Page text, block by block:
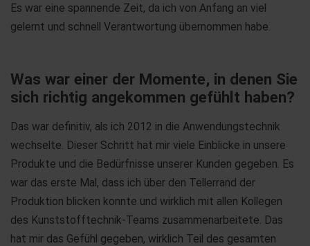
Es war eine spannende Zeit, da ich von Anfang an viel
gelernt und schnell Verantwortung übernommen habe.
Was war einer der Momente, in denen Sie
sich richtig angekommen gefühlt haben?
Das war definitiv, als ich 2012 in die Anwendungstechnik
wechselte. Dieser Schritt hat mir viele Einblicke in unsere
Produkte und die Bedürfnisse unserer Kunden gegeben. Es
war das erste Mal, dass ich über den Tellerrand der
Produktion blicken konnte und wirklich mit allen Kollegen
des Kunststofftechnik-Teams zusammenarbeitete. Das
hat mir das Gefühl gegeben, wirklich Teil des gesamten